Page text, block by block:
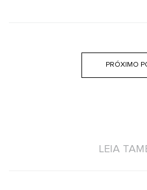
PRÓXIMO
LEIA